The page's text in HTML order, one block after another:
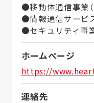
●移動体通信事業
●情報通信サービ
●セキュリティ事
ホームページ
https://
連絡先